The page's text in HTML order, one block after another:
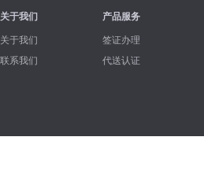
关于我们
关于我们
联系我们
产品服务
签证办理
代送认证